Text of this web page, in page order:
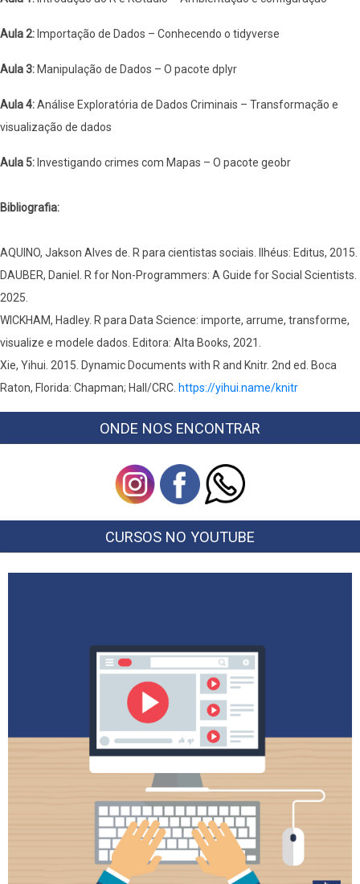
Aula 2: Importação de Dados – Conhecendo o tidyverse
Aula 3: Manipulação de Dados – O pacote dplyr
Aula 4:Análise Exploratória de Dados Criminais – Transformação e
visualização de dados
Aula 5: Investigando crimes com Mapas – O pacote geobr
Bibliografia:
AQUINO, Jakson Alves de. R para cientistas sociais. Ilhéus: Editus, 2015.
DAUBER, Daniel. R for Non-Programmers: A Guide for Social Scientists.
2025.
WICKHAM, Hadley. R para Data Science: importe, arrume, transforme,
visualize e modele dados. Editora: Alta Books, 2021.
Xie, Yihui. 2015. Dynamic Documents with R and Knitr. 2nd ed. Boca
Raton, Florida: Chapman; Hall/CRC. https://yihui.name/knitr
ONDE NOS ENCONTRAR
CURSOS NO YOUTUBE